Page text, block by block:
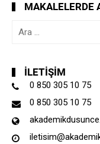
MAKALELERDE
Arama:
İLETIŞIM
0 850 305 10 75
0 850 305 10 75